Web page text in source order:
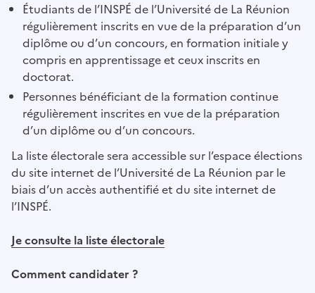
Étudiants de l’INSPÉ de l’Université de La Réunion
régulièrement inscrits en vue de la préparation d’un
diplôme ou d’un concours, en formation initiale y
compris en apprentissage et ceux inscrits en
doctorat.
Personnes bénéficiant de la formation continue
régulièrement inscrites en vue de la préparation
d’un diplôme ou d’un concours.
La liste électorale sera accessible sur l’espace élections
du site internet de l’Université de La Réunion par le
biais d’un accès authentifié et du site internet de
l’INSPÉ.
Je consulte la liste électorale
Comment candidater ?